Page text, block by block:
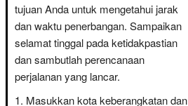
tujuan Anda untuk mengetahui jarak
dan waktu penerbangan. Sampaikan
selamat tinggal pada ketidakpastian
dan sambutlah perencanaan
perjalanan yang lancar.
Masukkan kota keberangkatan dan